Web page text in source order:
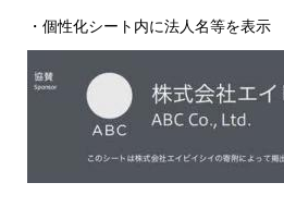
・個性化シート内に法人名等を表示